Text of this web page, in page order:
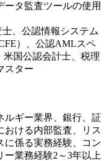
ータ監査ツールの使用
、公認情報システム
）、公認AMLスペ
国公認会計士、税理
スター
ルギー業界、銀行、証
おける内部監査、リス
に係る実務経験、コン
業務経験2～3年以上